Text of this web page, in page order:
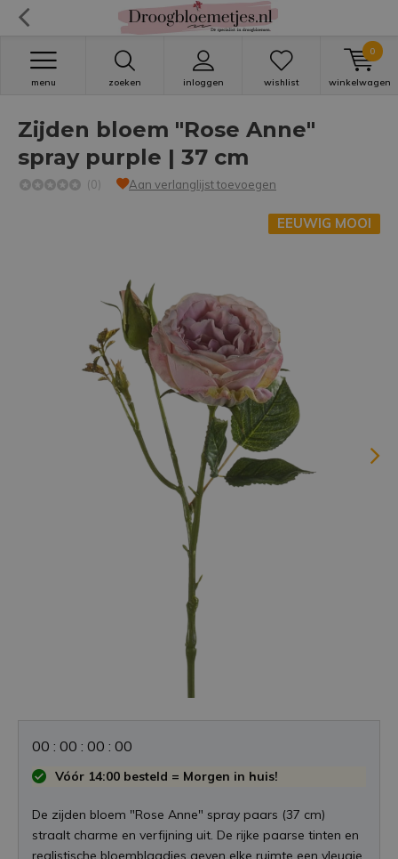
zoeken inloggen
menu wishlist winkelwagen
0
Zijden bloem "Rose Anne"
spray purple | 37 cm
(0) Aan verlanglijst toevoegen
EEUWIG MOOI
00 : 00 : 00 : 00
Vóór 14:00 besteld = Morgen in huis!
De zijden bloem "Rose Anne" spray paars (37 cm)
straalt charme en verfijning uit. De rijke paarse tinten en
realistische bloemblaadjes geven elke ruimte een vleugje